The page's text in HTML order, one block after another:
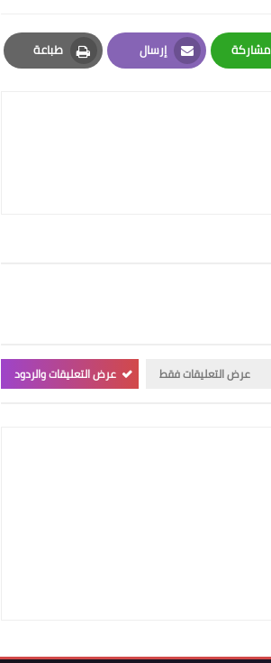
مشاركة
Whatsapp
إرسال
Email
طباعة
Print
عرض التعليقات فقط عرض التعليقات والردود